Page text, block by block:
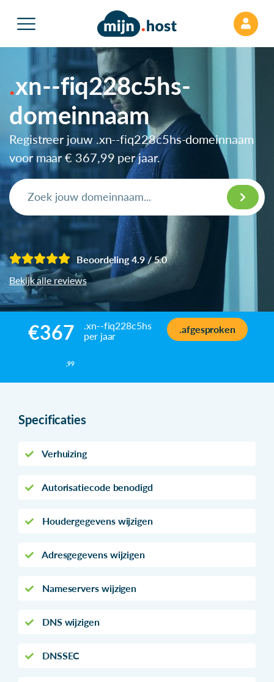
xn--fiq228c5hs-
domeinnaam
Registreer jouw .xn--fiq228c5hs-domeinnaam
voor maar€ 367,99 per jaar.
Beoordeling 4.9 / 5.0
Bekijk alle reviews
€367
,99
.xn--fiq228c5hs
per jaar
.afgesproken
Specificaties
Verhuizing
Autorisatiecode benodigd
Houdergegevens wijzigen
Adresgegevens wijzigen
Nameservers wijzigen
DNS wijzigen
DNSSEC